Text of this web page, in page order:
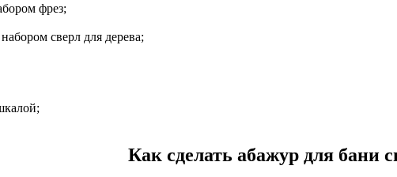
фрез;
сверл для дерева;
Как сделать абажур для бани